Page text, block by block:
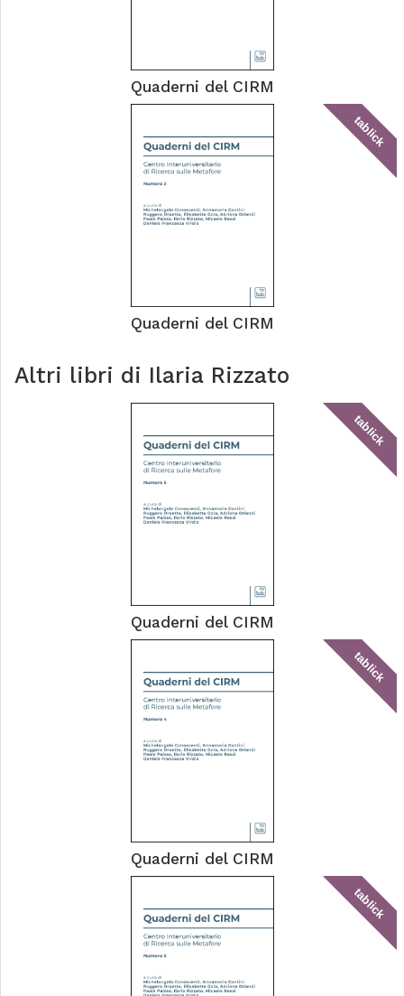
Quaderni del CIRM
tablick
Quaderni del CIRM
Altri libri di Ilaria Rizzato
tablick
Quaderni del CIRM
tablick
Quaderni del CIRM
tablick